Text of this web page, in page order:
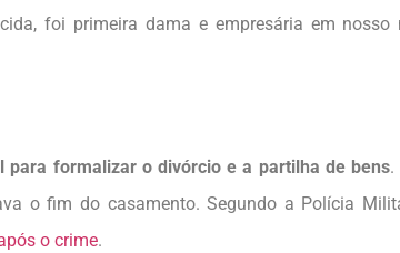
foi primeira dama e empresária em
para formalizar o divórcio e a partilha de bens.
o fim do casamento. Segundo a Polícia
o crime.